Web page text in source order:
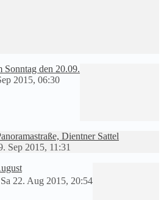
Sonntag den 20.09.
2015, 06:30
Dientner Sattel
Sep 2015, 11:31
Sa 22. Aug 2015, 20:54